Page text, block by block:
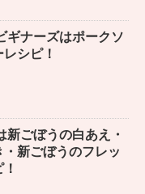
ギナーズはポークソ
シピ！
新ごぼうの白あえ・
新ごぼうのフレッ